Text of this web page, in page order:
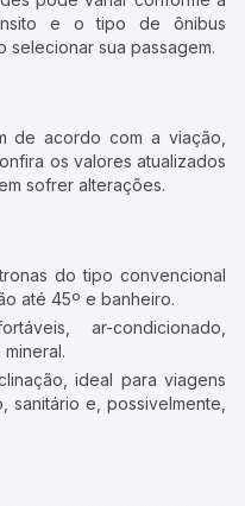
e o tipo de ônibus
selecionar sua passagem.
de acordo com a viação,
os valores atualizados
sofrer alterações.
do tipo convencional
até 45º e banheiro.
ar-condicionado,
ideal para viagens
sanitário e, possivelmente,